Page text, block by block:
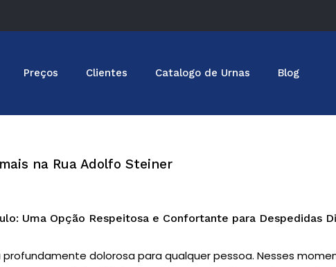
Preços Clientes Catalogo de Urnas Blog
na Rua Adolfo Steiner
Uma Opção Respeitosa e Confortante para Despedidas
dolorosa para qualquer pessoa. Nesses